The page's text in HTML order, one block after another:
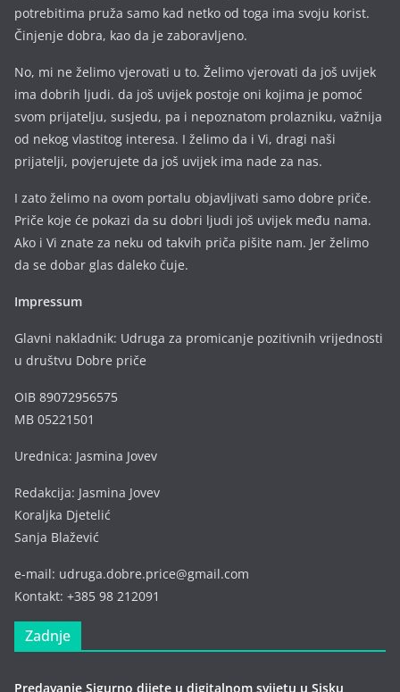
potrebitima pruža samo kad netko od toga ima svoju korist.
Činjenje dobra, kao da je zaboravljeno.
No, mi ne želimo vjerovati u to. Želimo vjerovati da još uvijek
ima dobrih ljudi. da još uvijek postoje oni kojima je pomoć
svom prijatelju, susjedu, pa i nepoznatom prolazniku, važnija
od nekog vlastitog interesa. I želimo da i Vi, dragi naši
prijatelji, povjerujete da još uvijek ima nade za nas.
I zato želimo na ovom portalu objavljivati samo dobre priče.
Priče koje će pokazi da su dobri ljudi još uvijek među nama.
Ako i Vi znate za neku od takvih priča pišite nam. Jer želimo
da se dobar glas daleko čuje.
Impressum
Glavni nakladnik: Udruga za promicanje pozitivnih vrijednosti
u društvu Dobre priče
OIB 89072956575
MB 05221501
Urednica: Jasmina Jovev
Redakcija: Jasmina Jovev
Koraljka Djetelić
Sanja Blažević
e-mail: udruga.dobre.price@gmail.com
Kontakt: +385 98 212091
Zadnje
Predavanje Sigurno dijete u digitalnom svijetu u Sisku